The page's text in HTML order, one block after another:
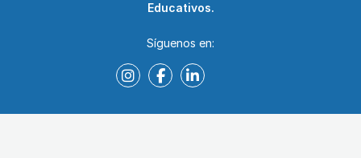
Educativos.
Síguenos en: